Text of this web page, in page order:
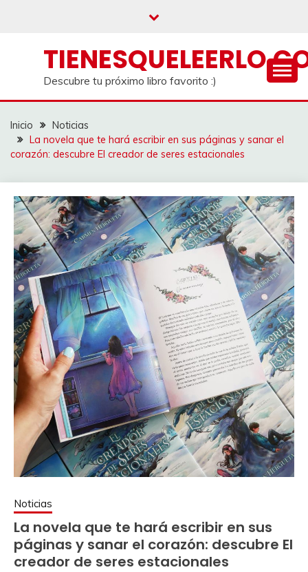
Descubre tu próximo libro favorito :)
Inicio
Noticias
La novela que te hará escribir en sus páginas y sanar el
corazón: descubre El creador de seres estacionales
Noticias
La novela que te hará escribir en sus
páginas y sanar el corazón: descubre El
creador de seres estacionales